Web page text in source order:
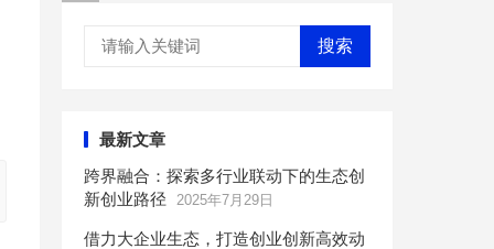
搜索
最新文章
跨界融合：探索多行业联动下的生态创
新创业路径
2025年7月29日
借力大企业生态，打造创业创新高效动